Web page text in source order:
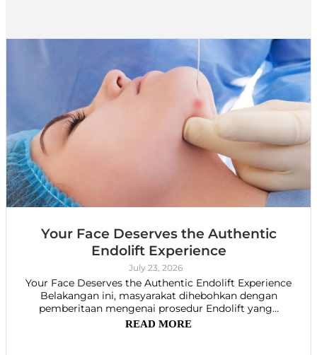
Your Face Deserves the Authentic
Endolift Experience
July 23, 2026
Your Face Deserves the Authentic Endolift Experience
Belakangan ini, masyarakat dihebohkan dengan
pemberitaan mengenai prosedur Endolift yang...
READ MORE